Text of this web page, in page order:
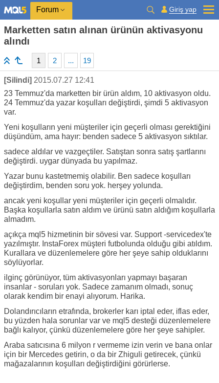
Forum Giriş yap
Marketten satın alınan ürünün aktivasyonu
alındı
1 2 ... 19
[Silindi] 2015.07.27 12:41
23 Temmuz'da marketten bir ürün aldım, 10 aktivasyon oldu.
24 Temmuz'da yazar koşulları değiştirdi, şimdi 5 aktivasyon
var.
Yeni koşulların yeni müşteriler için geçerli olması gerektiğini
düşündüm, ama hayır: benden sadece 5 aktivasyon sıktılar.
sadece aldılar ve vazgeçtiler. Satıştan sonra satış şartlarını
değiştirdi. uygar dünyada bu yapılmaz.
Yazar bunu kastetmemiş olabilir. Ben sadece koşulları
değiştirdim, benden soru yok. herşey yolunda.
ancak yeni koşullar yeni müşteriler için geçerli olmalıdır.
Başka koşullarla satın aldım ve ürünü satın aldığım koşullarla
almadım.
açıkça mql5 hizmetinin bir sövesi var. Support -servicedex'te
yazılmıştır. InstaForex müşteri futbolunda olduğu gibi atıldım.
Kurallara ve düzenlemelere göre her şeye sahip olduklarını
söylüyorlar.
ilginç görünüyor, tüm aktivasyonları yapmayı başaran
insanlar - soruları yok. Sadece zamanım olmadı, sonuç
olarak kendim bir enayi alıyorum. Harika.
Dolandırıcıların etrafında, brokerler karı iptal eder, iflas eder,
bu yüzden hala sorunlar var ve mql5 desteği düzenlemelere
bağlı kalıyor, çünkü düzenlemelere göre her şeye sahipler.
Araba satıcısına 6 milyon r vermeme izin verin ve bana onlar
için bir Mercedes getirin, o da bir Zhiguli getirecek, çünkü
mağazalarının koşulları değiştirdiğini görürlerse.